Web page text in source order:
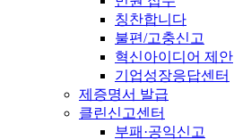
칭찬합니다
불편/고충신고
혁신아이디어 제안
기업성장응답센터
제증명서 발급
클린신고센터
부패·공익신고